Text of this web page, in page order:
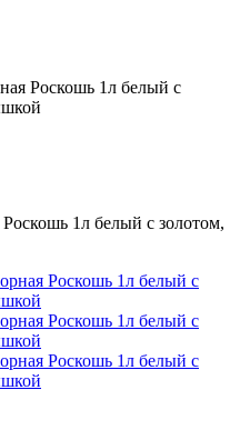
Роскошь 1л белый с